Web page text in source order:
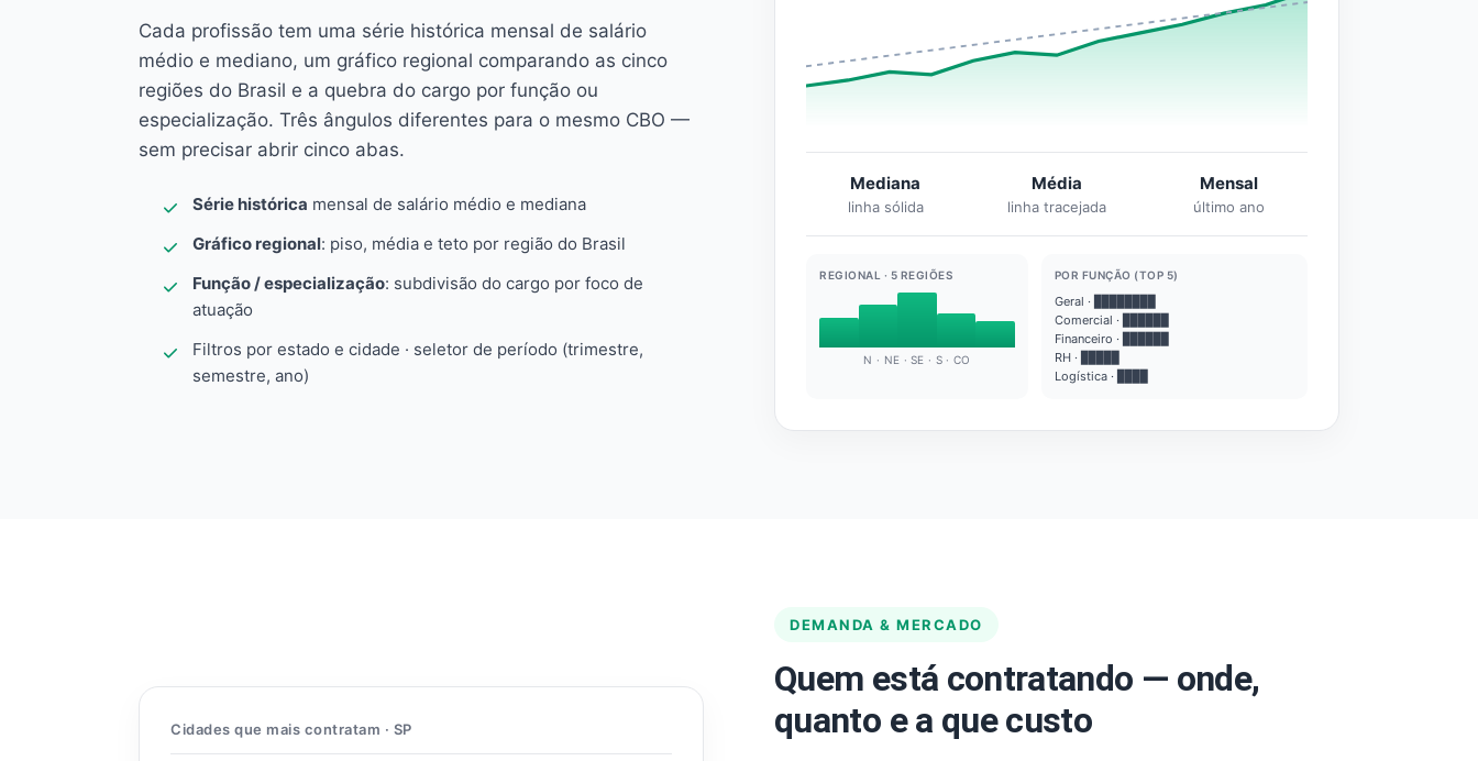
Cada profissão tem uma série histórica mensal de salário
médio e mediano, um gráfico regional comparando as cinco
regiões do Brasil e a quebra do cargo por função ou
especialização. Três ângulos diferentes para o mesmo CBO —
sem precisar abrir cinco abas.
Série histórica mensal de salário médio e mediana
Gráfico regional: piso, média e teto por região do Brasil
Função / especialização: subdivisão do cargo por foco de
atuação
Filtros por estado e cidade · seletor de período (trimestre,
semestre, ano)
Mediana
linha sólida
Média
linha tracejada
Mensal
último ano
REGIONAL · 5 REGIÕES
N · NE · SE · S · CO
POR FUNÇÃO (TOP 5)
Geral · ████████
Comercial · ██████
Financeiro · ██████
RH · █████
Logística · ████
DEMANDA & MERCADO
Quem está contratando — onde,
quanto e a que custo
Cidades que mais contratam · SP